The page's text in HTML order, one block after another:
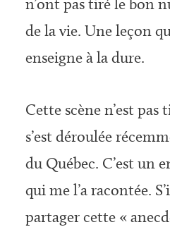
n’ont pas tiré le bon
de la vie. Une leçon
enseigne à la dure.
Cette scène n’est
s’est déroulée
du Québec. C’est un
qui me l’a racontée.
partager cette «